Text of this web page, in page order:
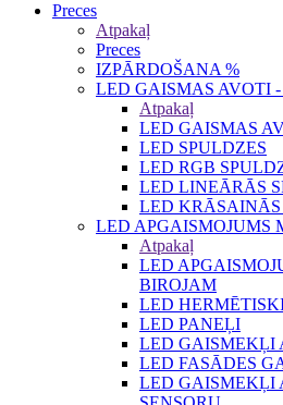
Preces
Atpakaļ
Preces
IZPĀRDOŠANA %
LED GAISMAS AVOTI
Atpakaļ
LED GAISMAS
LED SPULDZES
LED RGB
LED LINEĀRĀS
LED KRĀSAINĀS
LED APGAISMOJUMS
Atpakaļ
LED
BIROJAM
LED
LED PANEĻI
LED GAISMEKĻI
LED FASĀDES
LED GAISMEKĻI